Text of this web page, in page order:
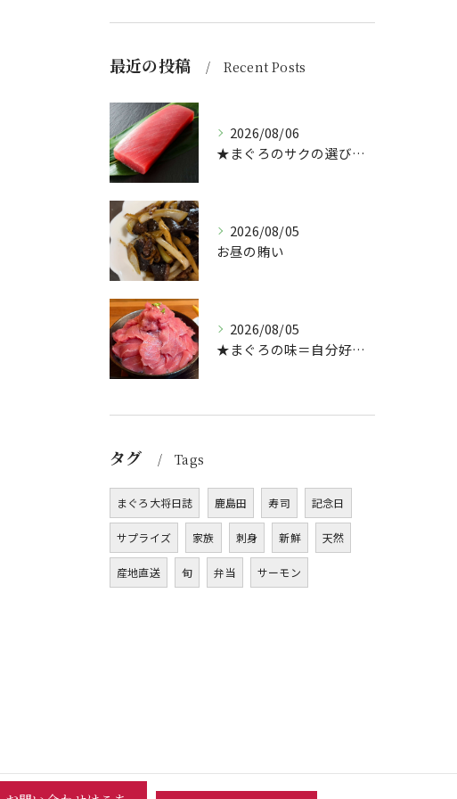
最近の投稿 Recent Posts
2026/08/06
★まぐろのサクの選び方★（どんぶり屋まぐろ大将）
2026/08/05
お昼の賄い
2026/08/05
★まぐろの味＝自分好み？★
タグ Tags
まぐろ大将日誌 鹿島田 寿司 記念日
サプライズ 家族 刺身 新鮮 天然
産地直送 旬 弁当 サーモン